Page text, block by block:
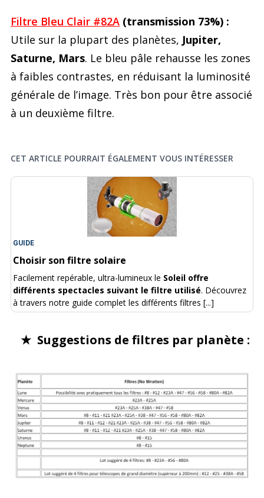
Filtre Bleu Clair #82A(transmission 73%) :
Utile sur la plupart des planètes, Jupiter,
Saturne, Mars. Le bleu pâle rehausse les zones
à faibles contrastes, en réduisant la luminosité
générale de l’image. Très bon pour être associé
à un deuxième filtre.
CET ARTICLE POURRAIT ÉGALEMENT VOUS INTÉRESSER
GUIDE
Choisir son filtre solaire
Facilement repérable, ultra-lumineux le Soleil offre
différents spectacles suivant le filtre utilisé. Découvrez
à travers notre guide complet les différents filtres [...]
★ Suggestions de filtres par planète :